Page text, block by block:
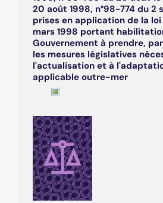
20 août 1998, n°98-774 du 2
prises en application de la loi
mars 1998 portant
Gouvernement à prendre,
les mesures législatives
l'actualisation et à
applicable outre-mer